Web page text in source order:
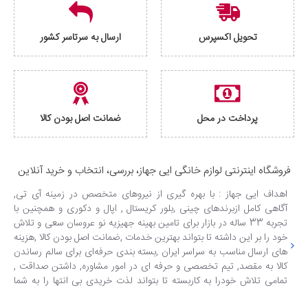
تحویل اکسپرس ارسال به سرتاسر کشور
پرداخت در محل ضمانت اصل بودن کالا
فروشگاه اینترنتی لوازم خانگی ایی جهاز، بررسی، انتخاب و خرید آنلاین
اهداف ایی جهاز : با بهره گیری از نیروهای متخصص در زمینه آی تی,
آگاهی کامل ازبرندهای چینی ,بلور کریستال , اپال و دکوری و همچنین با
تجربه 33 ساله در بازار برای تامین بهینه جهیزیه نو عروسان سعی و تلاش
خود را بر این داشته تا بتواند بهترین خدمات ,ضمانت اصل بودن کالا ,هزینه
های ارسال مناسب به سراسر ایران ,بسته بندی حرفه‌ای برای سالم رساندن
کالا به مقصد, تیم تخصصی و حرفه ای در امور مشاوره, داشتن صداقت ,
تمامی تلاش خودرا به کاربسته تا بتواند لذت خریدی بی انتها را به شما